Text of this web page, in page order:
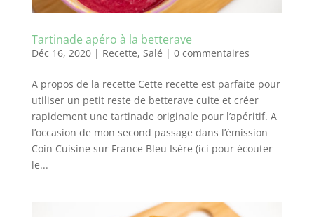
Tartinade apéro à la betterave
Déc 16, 2020| Recette, Salé | 0 commentaires
A propos de la recette Cette recette est parfaite pour
utiliser un petit reste de betterave cuite et créer
rapidement une tartinade originale pour l’apéritif. A
l’occasion de mon second passage dans l’émission
Coin Cuisine sur France Bleu Isère (ici pour écouter
le...